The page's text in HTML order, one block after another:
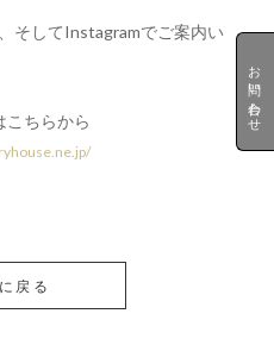
お問い合わせ
そしてInstagramでご案内い
こちらから
戻る